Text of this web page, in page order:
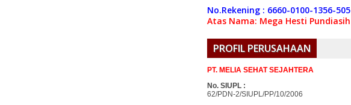
No.Rekening : 6660-0100-1356-505
Atas Nama: Mega Hesti Pundiasih
PROFIL PERUSAHAAN
PT. MELIA SEHAT SEJAHTERA
No. SIUPL :
62/PDN-2/SIUPL/PP/10/2006